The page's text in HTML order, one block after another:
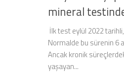
mineral
İlk test eylül 2022
Normalde bu sürenin 6
Ancak kronik
yaşayan...